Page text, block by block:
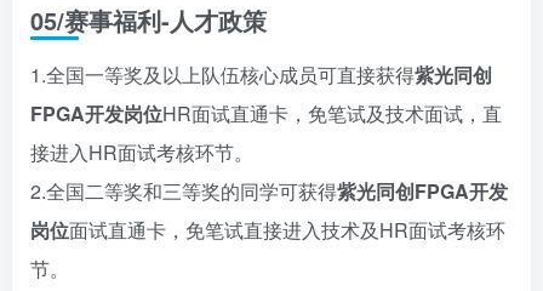
05/赛事福利-人才政策
1.全国一等奖及以上队伍核心成员可直接获得紫光同创
FPGA开发岗位HR面试直通卡，免笔试及技术面试，直
接进入HR面试考核环节。
2.全国二等奖和三等奖的同学可获得紫光同创FPGA开发
岗位面试直通卡，免笔试直接进入技术及HR面试考核环
节。